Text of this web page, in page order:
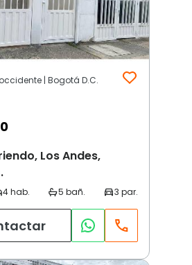
| Bogotá D.C.
Los Andes,